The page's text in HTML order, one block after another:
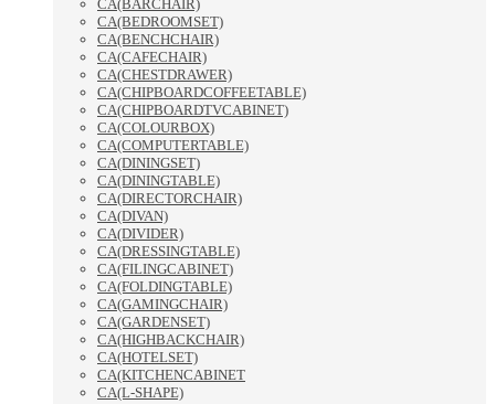
CA(BARCHAIR)
CA(BEDROOMSET)
CA(BENCHCHAIR)
CA(CAFECHAIR)
CA(CHESTDRAWER)
CA(CHIPBOARDCOFFEETABLE)
CA(CHIPBOARDTVCABINET)
CA(COLOURBOX)
CA(COMPUTERTABLE)
CA(DININGSET)
CA(DININGTABLE)
CA(DIRECTORCHAIR)
CA(DIVAN)
CA(DIVIDER)
CA(DRESSINGTABLE)
CA(FILINGCABINET)
CA(FOLDINGTABLE)
CA(GAMINGCHAIR)
CA(GARDENSET)
CA(HIGHBACKCHAIR)
CA(HOTELSET)
CA(KITCHENCABINET
CA(L-SHAPE)